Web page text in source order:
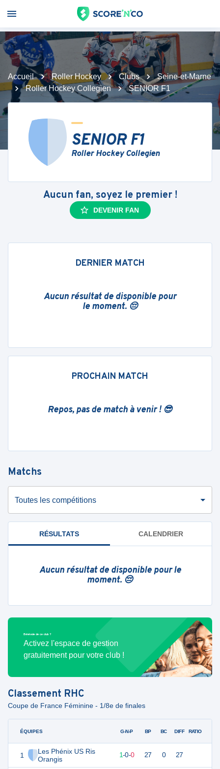
Accueil Roller Hockey Clubs
Seine-et-Marne
Roller Hockey Collegien
SENIOR F1
SENIOR F1
Roller Hockey Collegien
Aucun fan, soyez le premier !
DEVENIR FAN
DERNIER MATCH
Aucun résultat de disponible pour
le moment. 😔
PROCHAIN MATCH
Repos, pas de match à venir ! 😎
Matchs
Toutes les compétitions
RÉSULTATS CALENDRIER
Aucun résultat de disponible pour le
moment. 😔
Bénévole de ce club ?
Activez l'espace de gestion
gratuitement pour votre club !
Classement RHC
Coupe de France Féminine - 1/8e de finales
ÉQUIPES
1
Les Phénix US Ris
Orangis
G-N-P BP BC DIFF RATIO
3 1-0-0 27 0 27